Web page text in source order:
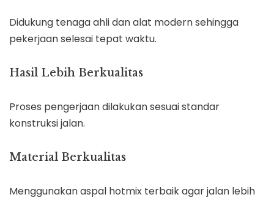
Didukung tenaga ahli dan alat modern sehingga
pekerjaan selesai tepat waktu.
Hasil Lebih Berkualitas
Proses pengerjaan dilakukan sesuai standar
konstruksi jalan.
Material Berkualitas
Menggunakan aspal hotmix terbaik agar jalan lebih